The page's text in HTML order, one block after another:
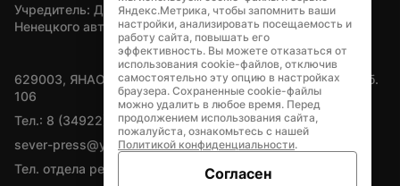
Учредитель: Департамент внутренней политики Ямало-
Ненецкого автономного округа
629003, ЯНАО, Салехард, мкр. Богдана Кнунянца, д.1, каб.
106
Тел.: 8 (34922) 71262
sever-press@yamal-media.ru
Тел. отдела рекламы: 8 (34922) 42728
Яндекс.Метрика, чтобы запомнить ваши
настройки, анализировать посещаемость и
работу сайта, повышать его
эффективность. Вы можете отказаться от
использования cookie-файлов, отключив
самостоятельно эту опцию в настройках
браузера. Сохраненные cookie-файлы
можно удалить в любое время. Перед
продолжением использования сайта,
пожалуйста, ознакомьтесь с нашей
Политикой конфиденциальности.
Согласен